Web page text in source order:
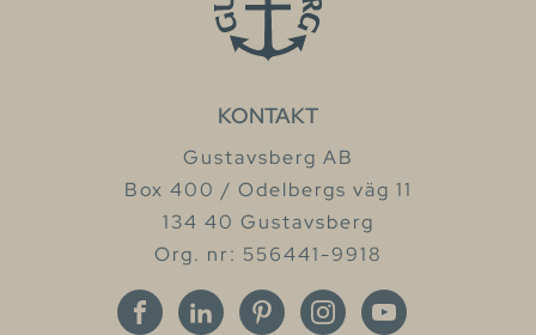
KONTAKT
Gustavsberg AB
Box 400 / Odelbergs väg 11
134 40 Gustavsberg
Org. nr: 556441-9918